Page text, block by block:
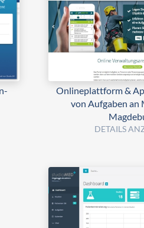
Onlineplattform &
von Aufgaben an
DETAILS